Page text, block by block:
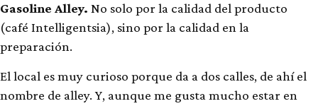
Gasoline Alley. No solo por la calidad del producto
(café Intelligentsia), sino por la calidad en la
preparación.
El local es muy curioso porque da a dos calles, de ahí el
nombre de alley. Y, aunque me gusta mucho estar en